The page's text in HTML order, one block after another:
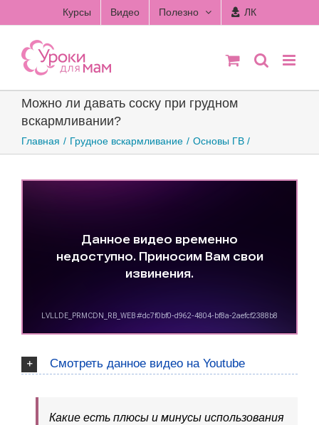
to
content
Курсы Видео Полезно ЛК
Можно ли давать соску при грудном
вскармливании?
Главная Грудное вскармливание Основы ГВ
Смотреть данное видео на Youtube
Какие есть плюсы и минусы использования